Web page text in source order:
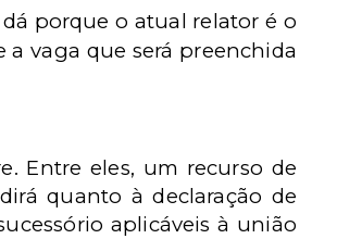
porque o atual relator é o
vaga que será preenchida
Entre eles, um recurso de
quanto à declaração de
aplicáveis à união